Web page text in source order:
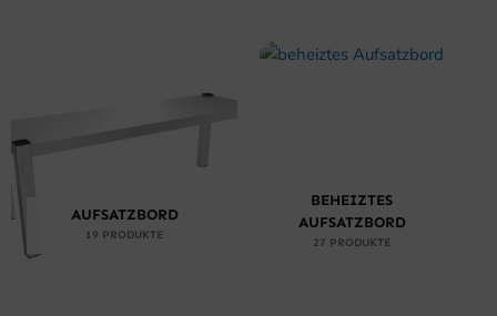
AUFSATZBORD
19 PRODUKTE
BEHEIZTES
AUFSATZBORD
27 PRODUKTE